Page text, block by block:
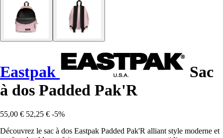
Eastpak
Sac
à dos Padded Pak'R
55,00 € 52,25 € -5%
Découvrez le sac à dos Eastpak Padded Pak'R alliant style moderne et